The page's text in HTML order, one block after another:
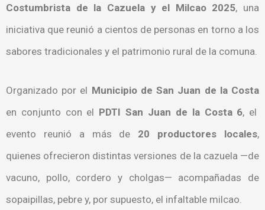
Costumbrista de la Cazuela y el Milcao 2025, una
iniciativa que reunió a cientos de personas en torno a los
sabores tradicionales y el patrimonio rural de la comuna.
Organizado por el Municipio de San Juan de la Costa
en conjunto con el PDTI San Juan de la Costa 6, el
evento reunió a más de 20 productores locales,
quienes ofrecieron distintas versiones de la cazuela —de
vacuno, pollo, cordero y cholgas— acompañadas de
sopaipillas, pebre y, por supuesto, el infaltable milcao.